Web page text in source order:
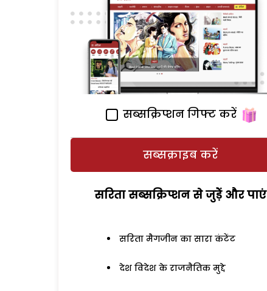
सब्सक्रिप्शन गिफ्ट करें
सब्सक्राइब करें
सरिता सब्सक्रिप्शन से जुड़ेें और पाएं
सरिता मैगजीन का सारा कंटेंट
देश विदेश के राजनैतिक मुद्दे